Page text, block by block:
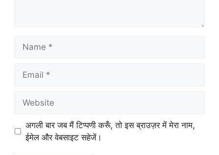
अगली बार जब मैं टिप्पणी करूँ, तो इस ब्राउज़र में मेरा नाम,
ईमेल और वेबसाइट सहेजें।